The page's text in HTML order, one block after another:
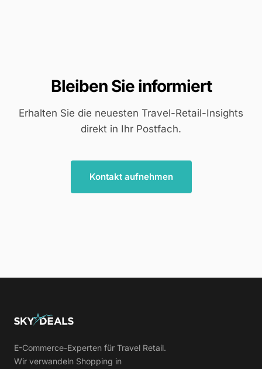
Bleiben Sie informiert
Erhalten Sie die neuesten Travel-Retail-Insights
direkt in Ihr Postfach.
Kontakt aufnehmen
E-Commerce-Experten für Travel Retail.
Wir verwandeln Shopping in